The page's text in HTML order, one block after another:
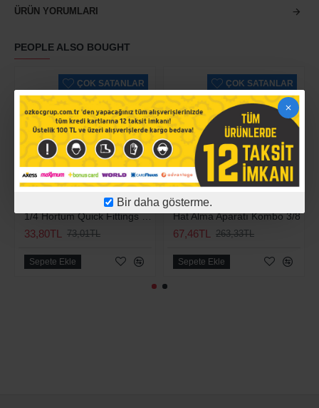
Bir daha gösterme.
ÜRÜN YORUMLARI
PEOPLE ALSO BOUGHT
ÇOK SATANLAR
1/4 Hortum Quick Fittings (Su Arıtma Musluğu İçin Kolay Bağlantı Aparatı)
33,80TL 73,01TL
Sepete Ekle
ÇOK SATANLAR
Hat Alma Aparatı Kombo 3/8
67,46TL 263,33TL
Sepete Ekle